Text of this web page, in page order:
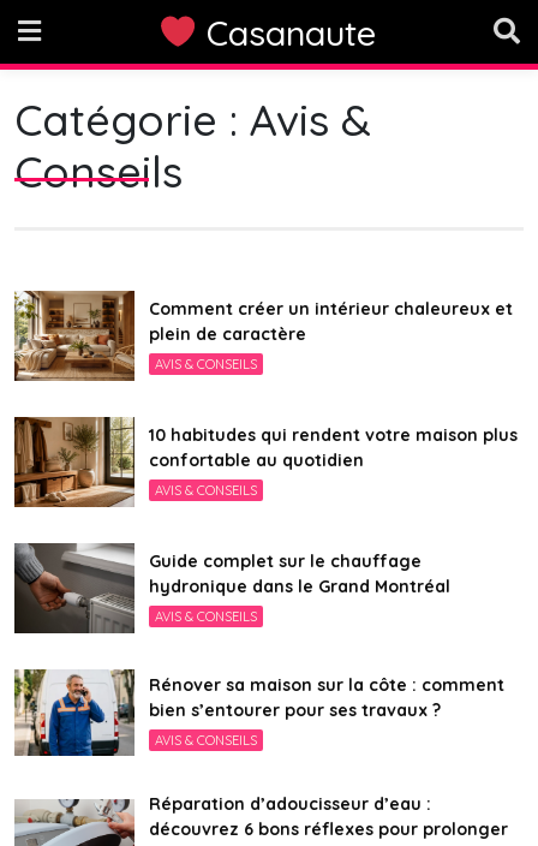
content
Casanaute
Catégorie : Avis &
Conseils
Comment créer un intérieur chaleureux et
plein de caractère
AVIS & CONSEILS
10 habitudes qui rendent votre maison plus
confortable au quotidien
AVIS & CONSEILS
Guide complet sur le chauffage
hydronique dans le Grand Montréal
AVIS & CONSEILS
Rénover sa maison sur la côte : comment
bien s’entourer pour ses travaux ?
AVIS & CONSEILS
Réparation d’adoucisseur d’eau :
découvrez 6 bons réflexes pour prolonger